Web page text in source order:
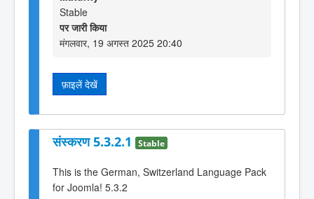
Stable
पर जारी किया
मंगलवार, 19 अगस्त 2025 20:40
फ़ाइलें देखें
संस्करण 5.3.2.1 Stable
This is the German, Switzerland Language Pack
for Joomla! 5.3.2